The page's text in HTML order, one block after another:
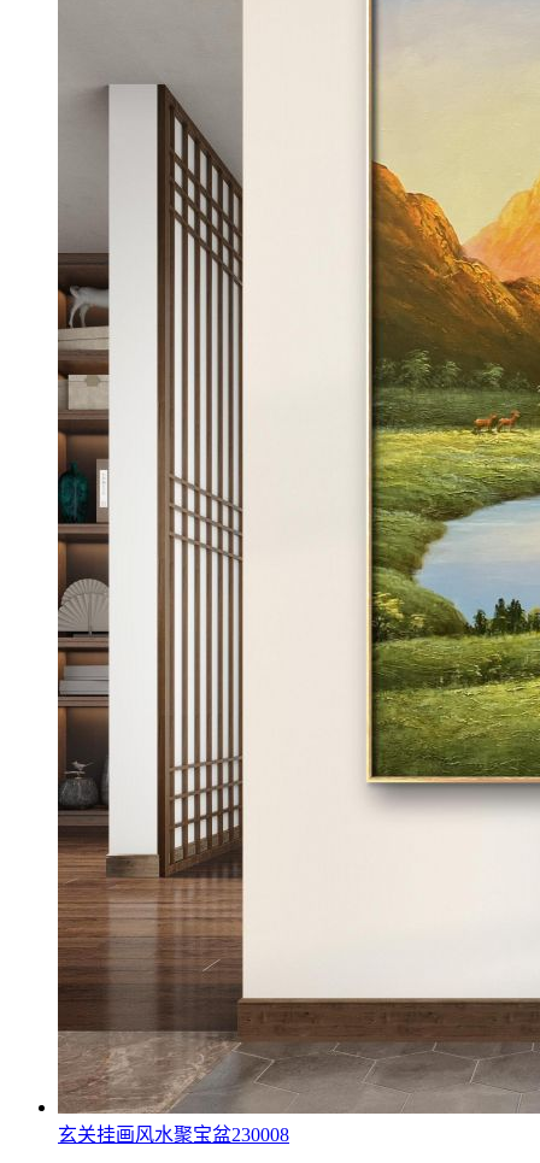
玄关挂画风水聚宝盆230008